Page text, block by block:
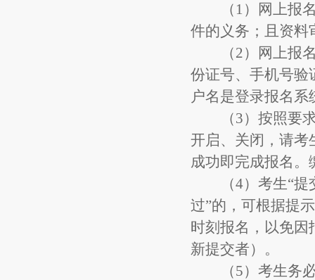
（ 1 ）
网上报
件的义务；且资料
（2）
网上报
份证号、手机号验
户名是登录报名
（3） 按照要
开启、关闭，请考
成功即完成报名。
（4） 考生“提
过”的，可根据提
时刻报名，以免因
新提交者）。
（5） 考生务